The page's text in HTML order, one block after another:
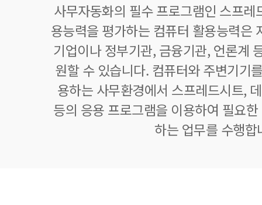
사무자동화의 필수 프로그램인 스프
용능력을 평가하는 컴퓨터 활용능력은
기업이나 정부기관, 금융기관, 언론계
원할 수 있습니다. 컴퓨터와 주변기기
용하는 사무환경에서 스프레드시트,
등의 응용 프로그램을 이용하여 필요
하는 업무를 수행합